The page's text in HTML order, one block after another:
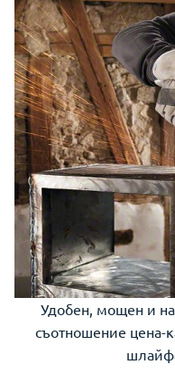
Удобен, мощен и
съотношение цена-